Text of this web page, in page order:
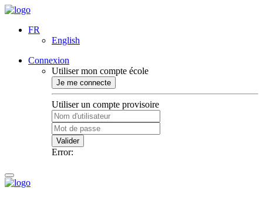
FR
English
Connexion
Utiliser mon compte école
Je me connecte
Utiliser un compte provisoire
Valider
Error: